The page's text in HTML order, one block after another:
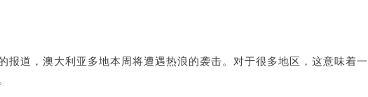
报道，澳大利亚多地本周将遭遇热浪的袭击。对于很多地区，这意味着一